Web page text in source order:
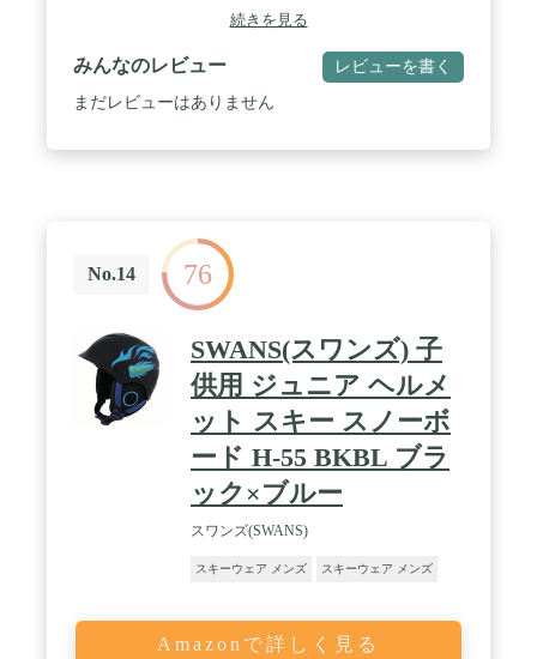
ワクシングパーパー10枚、ミニボアブラシ、・ / 、
ミニコルク、ミニラストリムーバー、チューニング
シート(200×170cm) / 梱包サイズ:約
17cm×22.5cm×14.5cm / 重量:約1.77kg / 原産国:日本
続きを見る
みんなのレビュー レビューを書く
まだレビューはありません
No.14 76
SWANS(スワンズ) 子
供用 ジュニア ヘルメ
ット スキー スノーボ
ード H-55 BKBL ブラ
ック×ブルー
スワンズ(SWANS)
スキーウェア メンズ スキーウェア メンズ
Amazonで詳しく見る